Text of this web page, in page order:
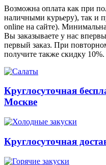
Возможна оплата как при
наличными курьеру), так и
online на сайте).
Вы заказываете у нас
первый заказ. При
получите также скидку 10%.
Круглосуточная
Москве
Круглосуточная